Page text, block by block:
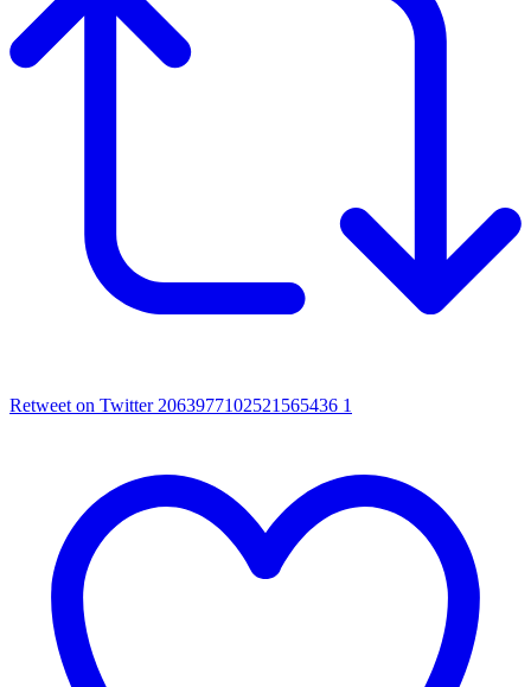
Retweet on Twitter 2063977102521565436 1